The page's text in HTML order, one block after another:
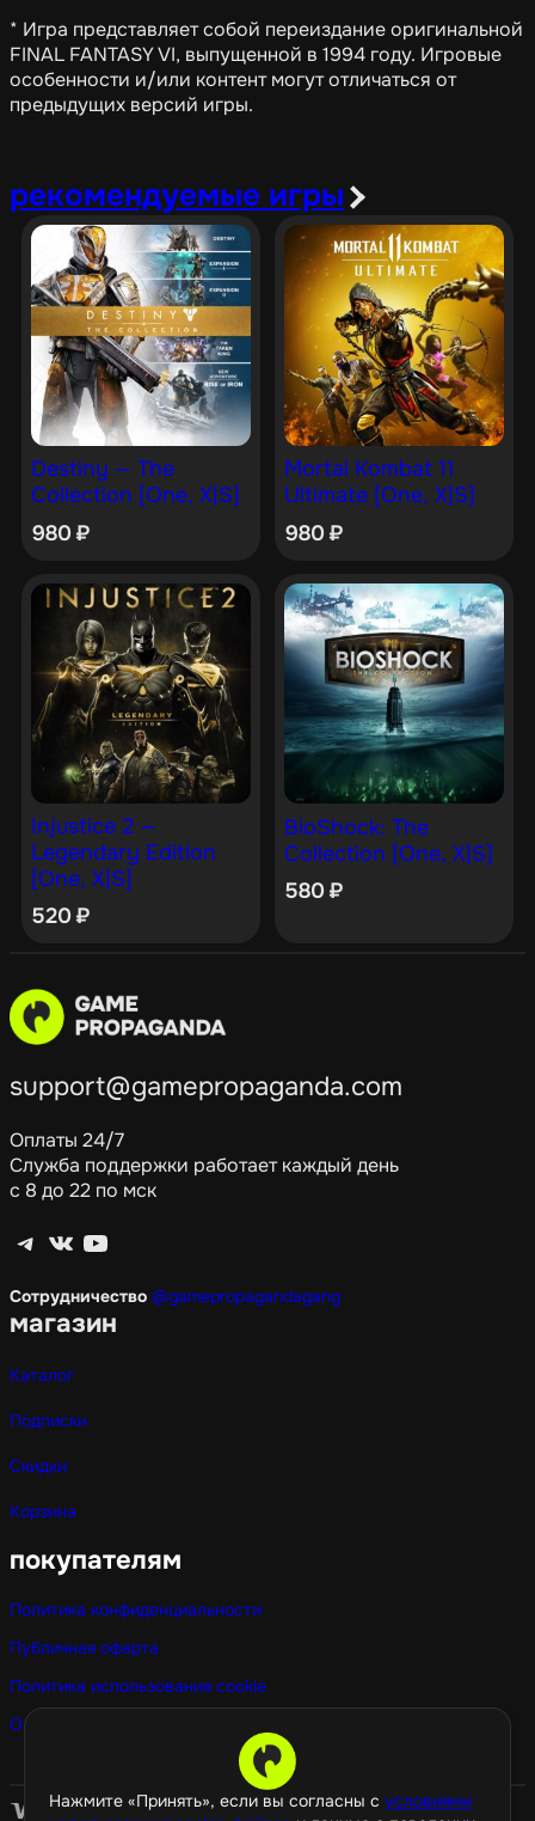
Нажмите «Принять», если вы согласны с условиями
* Игра представляет собой переиздание оригинальной
FINAL FANTASY VI, выпущенной в 1994 году. Игровые
особенности и/или контент могут отличаться от
предыдущих версий игры.
рекомендуемые игры
Destiny — The
Collection [One, X|S]
980₽
Mortal Kombat 11
Ultimate [One, X|S]
980₽
Injustice 2 —
Legendary Edition
[One, X|S]
520₽
BioShock: The
Collection [One, X|S]
580₽
support@gamepropaganda.com
Оплаты 24/7
Служба поддержки работает каждый день
с 8 до 22 по мск
Telegram ВКонтакте YouTube
Сотрудничество @gamepropagandagang
магазин
Каталог
Подписки
Скидки
Корзина
покупателям
Политика конфиденциальности
Публичная оферта
Политика использования cookie
Оптовые покупки